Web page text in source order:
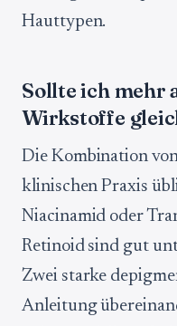
Hauttypen.
Sollte ich mehr
Wirkstoffe
Die Kombination
klinischen Praxis
Niacinamid oder
Retinoid sind gut
Zwei starke
Anleitung